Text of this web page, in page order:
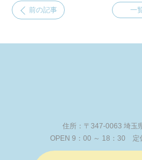
前の記事
一
住所：〒347-0063 埼玉
OPEN 9：00 ～ 18：30 定